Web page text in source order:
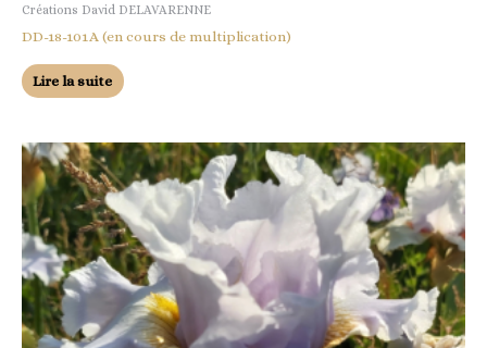
Créations David DELAVARENNE
DD-18-101A (en cours de multiplication)
Lire la suite